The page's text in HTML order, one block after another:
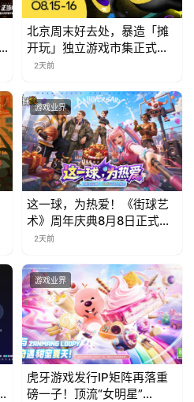
北京周末好去处，暴造「摊
开玩」独立游戏市集正式开
票！
2天前
游戏业界
这一球，为热爱！《街球艺
术》周年庆典8月8日正式上
线，多重福利与全新内容同
2天前
游戏业界
虎牙游戏发行IP矩阵再落重
磅一子！顶流“女明星”